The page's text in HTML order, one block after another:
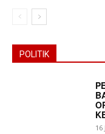
POLITIK
16